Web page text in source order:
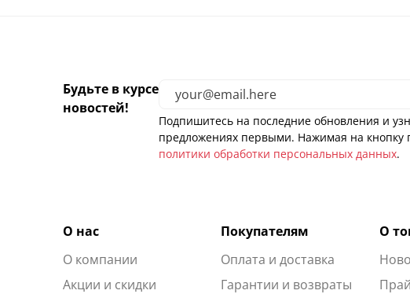
Будьте в курсе
новостей!
Подпишитесь на последние обновления и
предложениях первыми. Нажимая на кнопку
политики обработки персональных данных.
О нас
О компании
Акции и скидки
Покупателям
Оплата и доставка
Гарантии и возвраты
О